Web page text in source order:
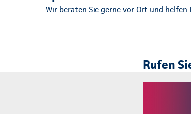
Wir beraten Sie gerne vor Ort und helfen
Rufen